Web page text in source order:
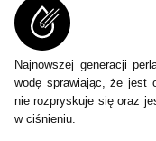
Najnowszej generacji
wodę sprawiając, że jest
nie rozpryskuje się oraz
w ciśnieniu.